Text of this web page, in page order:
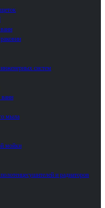
систем
мыла
мойки
и радиаторов